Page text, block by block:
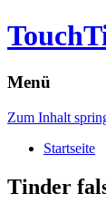
Menü
Zum Inhalt
Startseite
Tinder